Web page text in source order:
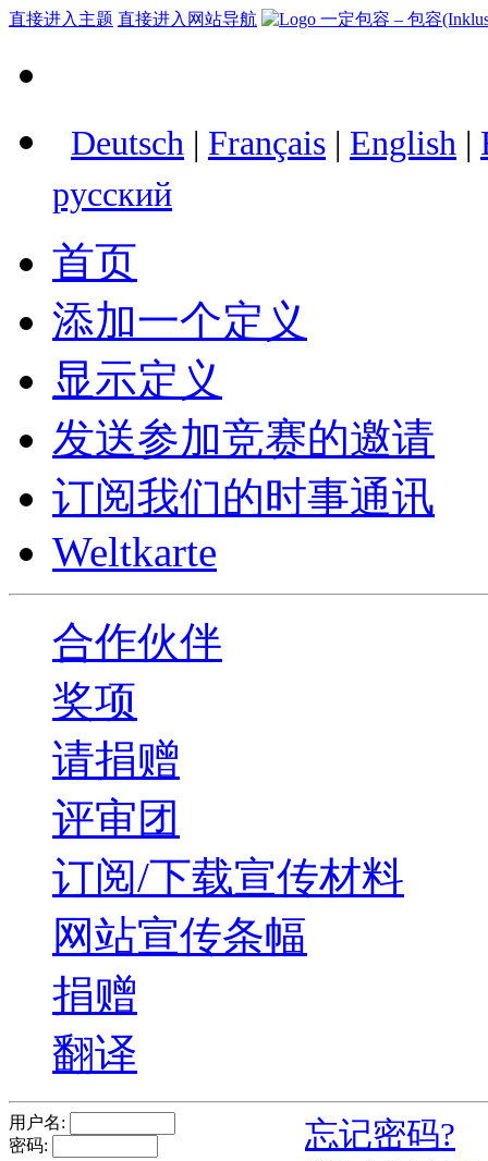
直接进入主题 直接进入网站导航
Deutsch | Français | English |
русский
首页
添加一个定义
显示定义
发送参加竞赛的邀请
订阅我们的时事通讯
Weltkarte
合作伙伴
奖项
请捐赠
评审团
订阅/下载宣传材料
网站宣传条幅
捐赠
翻译
用户名:
密码:
忘记密码?